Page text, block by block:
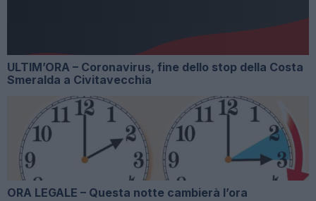
ULTIM’ORA – Coronavirus, fine dello stop della Costa
Smeralda a Civitavecchia
ORA LEGALE – Questa notte cambierà l’ora